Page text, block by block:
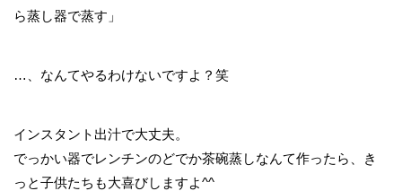
ら蒸し器で蒸す」
…、なんてやるわけないですよ？笑
インスタント出汁で大丈夫。
でっかい器でレンチンのどでか茶碗蒸しなんて作ったら、き
っと子供たちも大喜びしますよ^^